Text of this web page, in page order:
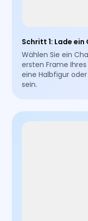
Schritt 1: Lade
Wählen Sie ein
ersten Frame
eine Halbfigur
sein.